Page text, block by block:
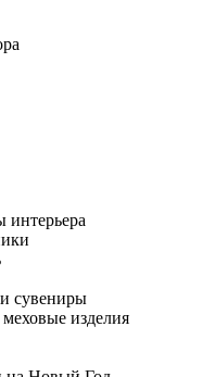
интерьера
сувениры
изделия